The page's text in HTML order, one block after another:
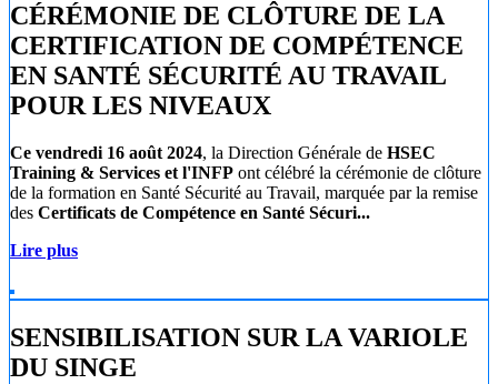
CÉRÉMONIE DE CLÔTURE DE LA
CERTIFICATION DE COMPÉTENCE
EN SANTÉ SÉCURITÉ AU TRAVAIL
POUR LES NIVEAUX
Ce vendredi 16 août 2024, la Direction Générale de HSEC
Training & Services et l'INFP ont célébré la cérémonie de clôture
de la formation en Santé Sécurité au Travail, marquée par la remise
des Certificats de Compétence en Santé Sécuri...
Lire plus
SENSIBILISATION SUR LA VARIOLE
DU SINGE